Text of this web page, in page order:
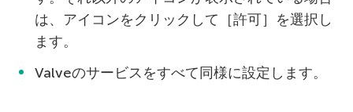
は、アイコンをクリックして［許可］を選択し
ます。
Valveのサービスをすべて同様に設定します。